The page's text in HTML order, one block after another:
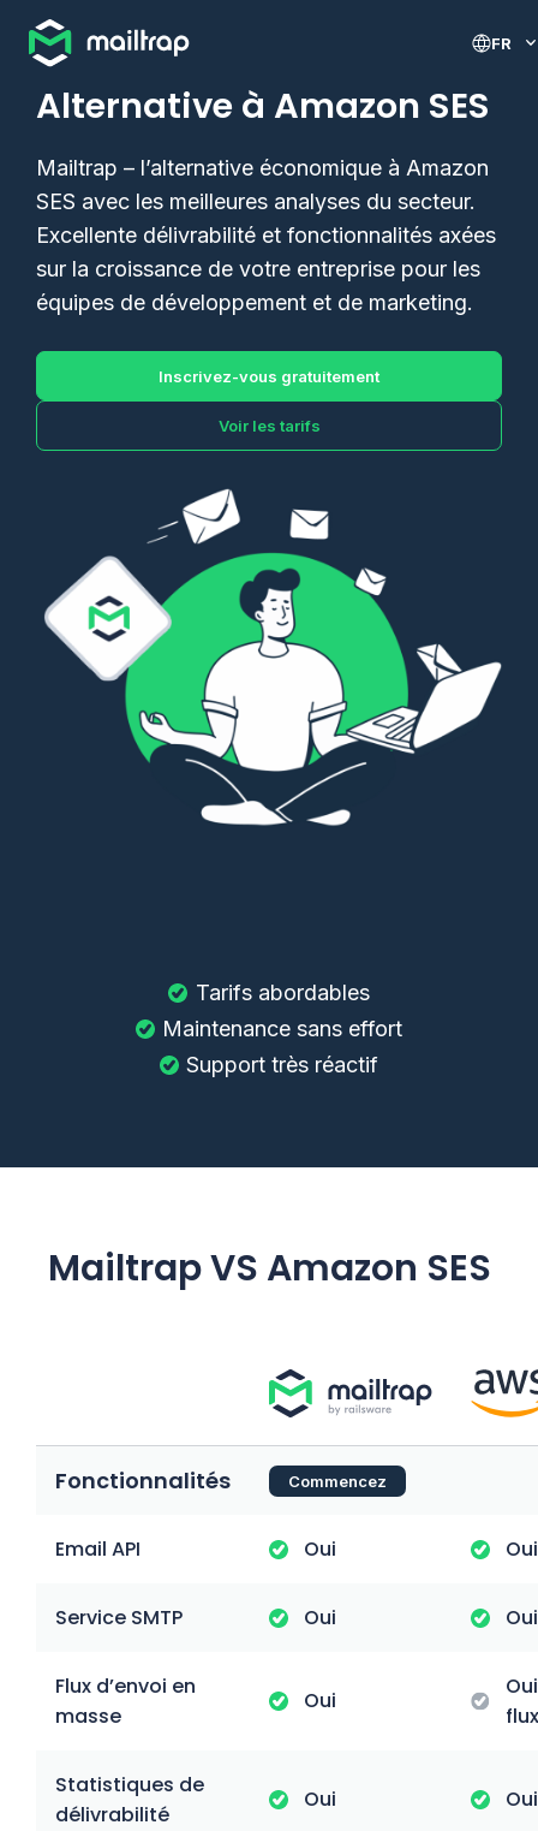
FR
Alternative à Amazon SES
Mailtrap – l’alternative économique à Amazon
SES avec les meilleures analyses du secteur.
Excellente délivrabilité et fonctionnalités axées
sur la croissance de votre entreprise pour les
équipes de développement et de marketing.
Inscrivez-vous gratuitement
Voir les tarifs
Tarifs abordables
Maintenance sans effort
Support très réactif
Mailtrap VS Amazon SES
Fonctionnalités Commencez
Email API Oui Oui
Service SMTP Oui Oui
Flux d’envoi en
masse
Oui
Statistiques de
délivrabilité
Oui Oui